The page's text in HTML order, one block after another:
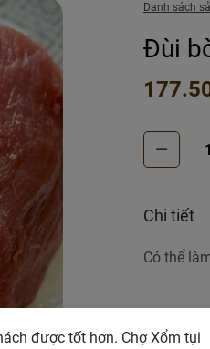
Danh sách
Đùi
Chi tiết
Có thể
được tốt hơn. Chợ Xổm tụi